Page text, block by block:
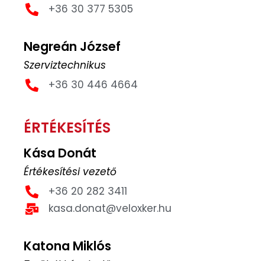
+36 30 377 5305
Negreán József
Szerviztechnikus
+36 30 446 4664
ÉRTÉKESÍTÉS
Kása Donát
Értékesítési vezető
+36 20 282 3411
kasa.donat@veloxker.hu
Katona Miklós